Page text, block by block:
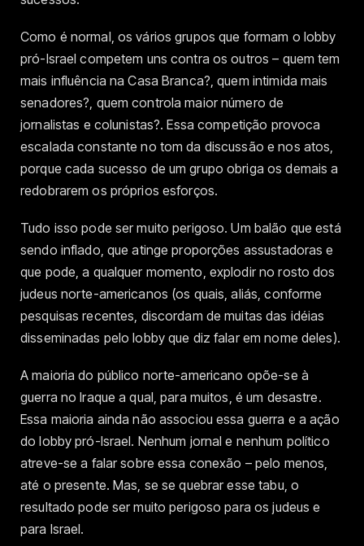
Como é normal, os vários grupos que formam o lobby
pró-Israel competem uns contra os outros – quem tem
mais influência na Casa Branca?, quem intimida mais
senadores?, quem controla maior número de
jornalistas e colunistas?. Essa competição provoca
escalada constante no tom da discussão e nos atos,
porque cada sucesso de um grupo obriga os demais a
redobrarem os próprios esforços.
Tudo isso pode ser muito perigoso. Um balão que está
sendo inflado, que atinge proporções assustadoras e
que pode, a qualquer momento, explodir no rosto dos
judeus norte-americanos (os quais, aliás, conforme
pesquisas recentes, discordam de muitas das idéias
disseminadas pelo lobby que diz falar em nome deles).
A maioria do público norte-americano opõe-se à
guerra no Iraque a qual, para muitos, é um desastre.
Essa maioria ainda não associou essa guerra e a ação
do lobby pró-Israel. Nenhum jornal e nenhum político
atreve-se a falar sobre essa conexão – pelo menos,
até o presente. Mas, se se quebrar esse tabu, o
resultado pode ser muito perigoso para os judeus e
para Israel.